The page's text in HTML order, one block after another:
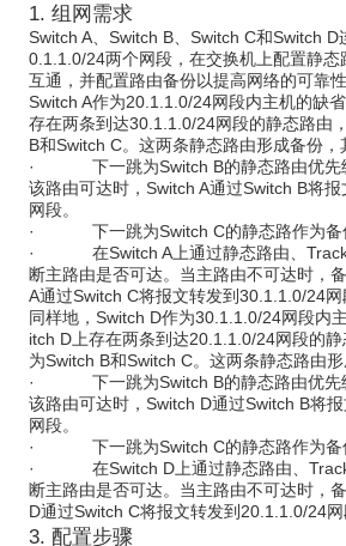
1. 组网需求
Switch A、 Switch B、 Switch C和Switch D
0.1.1.0/24两个网段，在交换机上配置静
互通，并配置路由备份以提高网络的可靠性
Switch A作为20.1.1.0/24网段内主机的缺
存在两条到达30.1.1.0/24网段的静态路由
B和Switch C。这两条静态路由形成备份，
·
下一跳为Switch B的静态路由优先
该路由可达时， Switch A通过Switch B将报
网段。
·
下一跳为Switch C的静态路作为备
·
在Switch A上通过静态路由、
断主路由是否可达。当主路由不可达时，
A通过Switch C将报文转发到30.1.1.0/24网
同样地， Switch D作为30.1.1.0/24网段内
itch D上存在两条到达20.1.1.0/24网段的静
为Switch B和Switch C。这两条静态路由形
·
下一跳为Switch B的静态路由优先
该路由可达时， Switch D通过Switch B将报
网段。
·
下一跳为Switch C的静态路作为备
·
在Switch D上通过静态路由、
断主路由是否可达。当主路由不可达时，
D通过Switch C将报文转发到 20.1.1.0/24网
3. 配置步骤